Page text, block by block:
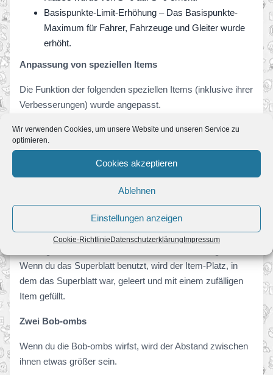
Wir verwenden Cookies, um unsere Website und unseren Service zu
optimieren.
Cookies akzeptieren
Ablehnen
Einstellungen anzeigen
Cookie-RichtlinieDatenschutzerklärungImpressum
Basispunkte-Limit-Erhöhung – Das Basispunkte-
Maximum für Fahrer, Fahrzeuge und Gleiter wurde
erhöht.
Anpassung von speziellen Items
Die Funktion der folgenden speziellen Items (inklusive ihrer
Verbesserungen) wurde angepasst.
Luftblase
du wiederholt auf den Bildschirm tippst. Wenn du die
Luftblase benutzt, wird der Item-Platz, in dem die Luftblase
Wenn du das Superblatt benutzt, wird der Item-Platz, in
dem das Superblatt war, geleert und mit einem zufälligen
Item gefüllt.
Zwei Bob-ombs
Wenn du die Bob-ombs wirfst, wird der Abstand zwischen
ihnen etwas größer sein.